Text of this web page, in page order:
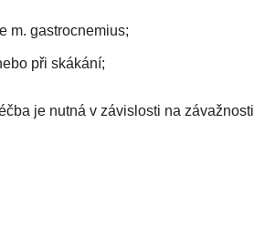
m. gastrocnemius;
při skákání;
je nutná v závislosti na závažnosti